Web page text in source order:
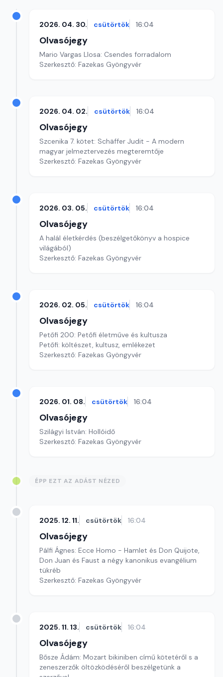
2026. 04. 30. csütörtök 16:04
Olvasójegy
Mario Vargas Llosa: Csendes forradalom
Szerkesztő: Fazekas Gyöngyvér
2026. 04. 02. csütörtök 16:04
Olvasójegy
Szcenika 7. kötet: Schäffer Judit - A modern
magyar jelmeztervezés megteremtője
Szerkesztő: Fazekas Gyöngyvér
2026. 03. 05. csütörtök 16:04
Olvasójegy
A halál életkérdés (beszélgetőkönyv a hospice
világából)
Szerkesztő: Fazekas Gyöngyvér
2026. 02. 05. csütörtök 16:04
Olvasójegy
Petőfi 200: Petőfi életműve és kultusza
Petőfi: költészet, kultusz, emlékezet
Szerkesztő: Fazekas Gyöngyvér
2026. 01. 08. csütörtök 16:04
Olvasójegy
Szilágyi István: Hollóidő
Szerkesztő: Fazekas Gyöngyvér
ÉPP EZT AZ ADÁST NÉZED
2025. 12. 11. csütörtök 16:04
Olvasójegy
Pálfi Ágnes: Ecce Homo - Hamlet és Don Quijote,
Don Juan és Faust a négy kanonikus evangélium
tükréb
Szerkesztő: Fazekas Gyöngyvér
2025. 11. 13. csütörtök 16:04
Olvasójegy
Bősze Ádám: Mozart bikiniben című kötetéről s a
zeneszerzők öltözködéséről beszélgetünk a